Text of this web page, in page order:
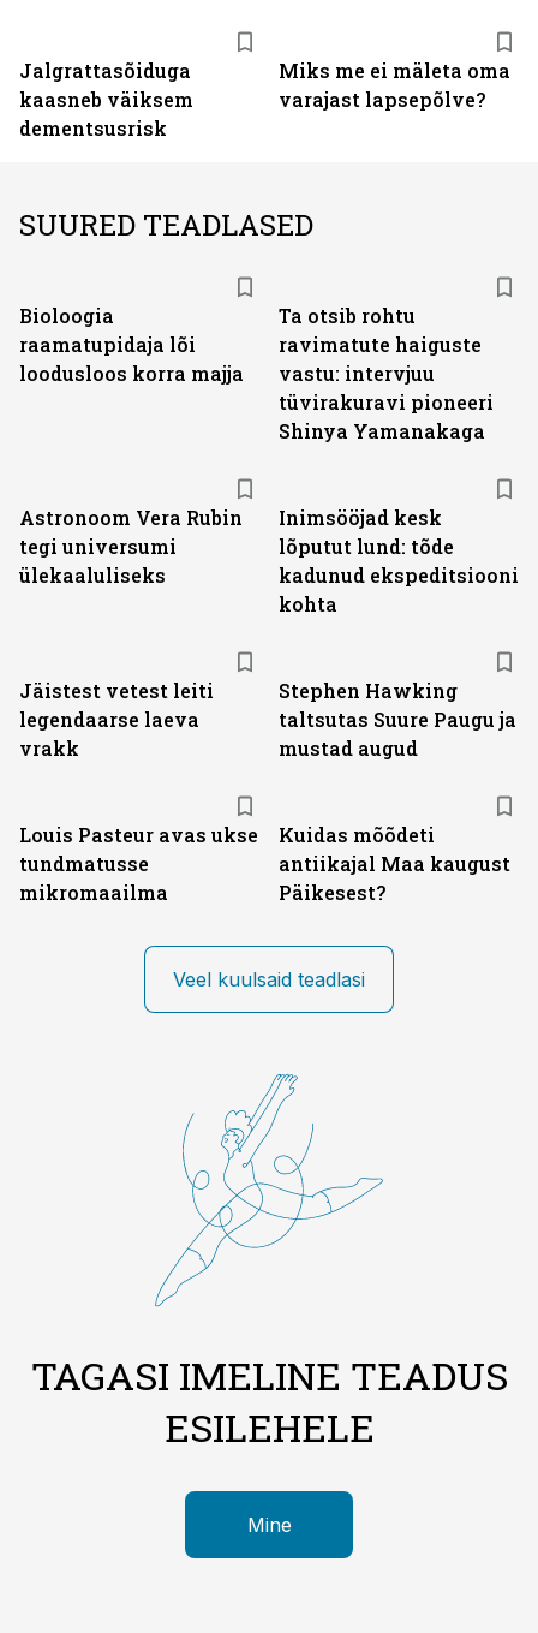
Jalgrattasõiduga
kaasneb väiksem
dementsusrisk
Miks me ei mäleta oma
varajast lapsepõlve?
SUURED TEADLASED
Bioloogia
raamatupidaja lõi
loodusloos korra majja
Ta otsib rohtu
ravimatute haiguste
vastu: intervjuu
tüvirakuravi pioneeri
Shinya Yamanakaga
Astronoom Vera Rubin
tegi universumi
ülekaaluliseks
Inimsööjad kesk
lõputut lund: tõde
kadunud ekspeditsiooni
kohta
Jäistest vetest leiti
legendaarse laeva
vrakk
Stephen Hawking
taltsutas Suure Paugu ja
mustad augud
Louis Pasteur avas ukse
tundmatusse
mikromaailma
Kuidas mõõdeti
antiikajal Maa kaugust
Päikesest?
Veel kuulsaid teadlasi
TAGASI IMELINE TEADUS
ESILEHELE
Mine